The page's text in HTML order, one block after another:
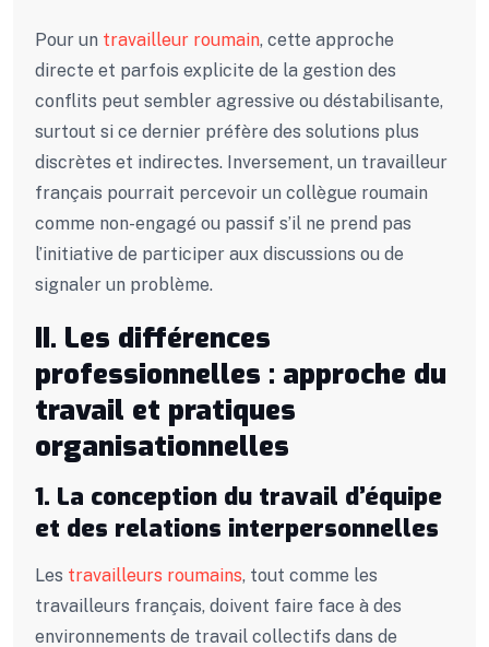
Pour un travailleur roumain, cette approche
directe et parfois explicite de la gestion des
conflits peut sembler agressive ou déstabilisante,
surtout si ce dernier préfère des solutions plus
discrètes et indirectes. Inversement, un travailleur
français pourrait percevoir un collègue roumain
comme non-engagé ou passif s’il ne prend pas
l’initiative de participer aux discussions ou de
signaler un problème.
II. Les différences
professionnelles : approche du
travail et pratiques
organisationnelles
1. La conception du travail d’équipe
et des relations interpersonnelles
Les travailleurs roumains, tout comme les
travailleurs français, doivent faire face à des
environnements de travail collectifs dans de